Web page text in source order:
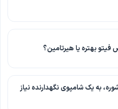
بهتره یا هیرتامین؟
به یک شامپوی نگهدارنده نیاز